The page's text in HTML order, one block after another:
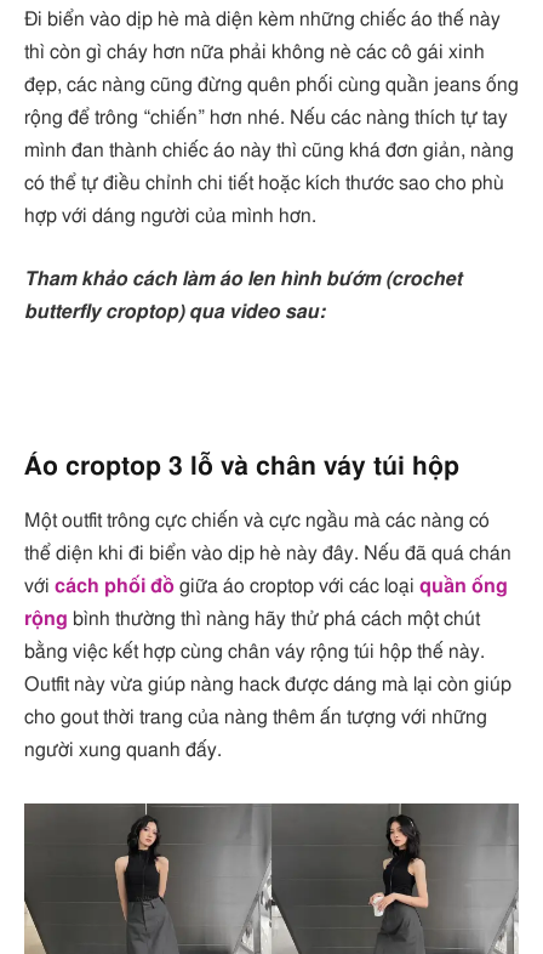
Đi biển vào dịp hè mà diện kèm những chiếc áo thế này
thì còn gì cháy hơn nữa phải không nè các cô gái xinh
đẹp, các nàng cũng đừng quên phối cùng quần jeans ống
rộng để trông “chiến” hơn nhé. Nếu các nàng thích tự tay
mình đan thành chiếc áo này thì cũng khá đơn giản, nàng
có thể tự điều chỉnh chi tiết hoặc kích thước sao cho phù
hợp với dáng người của mình hơn.
Tham khảo cách làm áo len hình bướm (crochet
butterfly croptop) qua video sau:
Áo croptop 3 lỗ và chân váy túi hộp
Một outfit trông cực chiến và cực ngầu mà các nàng có
thể diện khi đi biển vào dịp hè này đây. Nếu đã quá chán
với cách phối đồ giữa áo croptop với các loại quần ống
rộng bình thường thì nàng hãy thử phá cách một chút
bằng việc kết hợp cùng chân váy rộng túi hộp thế này.
Outfit này vừa giúp nàng hack được dáng mà lại còn giúp
cho gout thời trang của nàng thêm ấn tượng với những
người xung quanh đấy.